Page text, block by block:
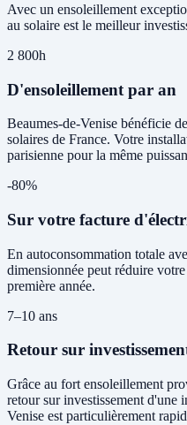
Avec un ensoleillement
au solaire est le meilleur
2 800h
D'ensoleillement par an
Beaumes-de-Venise bénéficie
solaires de France. Votre
parisienne pour la même
-80%
Sur votre facture
En autoconsommation totale
dimensionnée peut réduire
première année.
7–10 ans
Retour sur
Grâce au fort ensoleillement
retour sur investissement d'une
Venise est particulièrement